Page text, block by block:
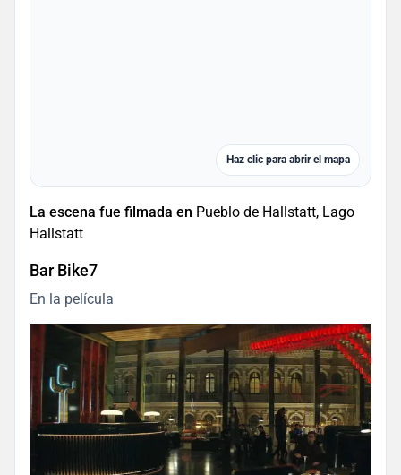
Haz clic para abrir el mapa
La escena fue filmada en Pueblo de Hallstatt, Lago
Hallstatt
Bar Bike7
En la película